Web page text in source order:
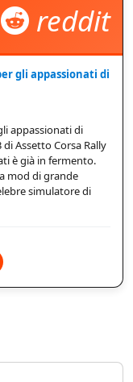
reddit
gli appassionati di
appassionati di
di Assetto Corsa Rally
è già in fermento.
mod di grande
simulatore di